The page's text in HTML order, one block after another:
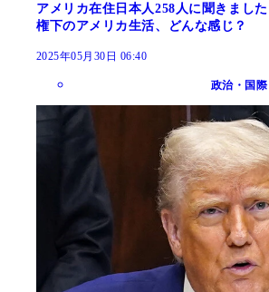
アメリカ在住日本人258人に聞きまし
権下のアメリカ生活、どんな感じ？
2025年05月30日 06:40
政治・国際